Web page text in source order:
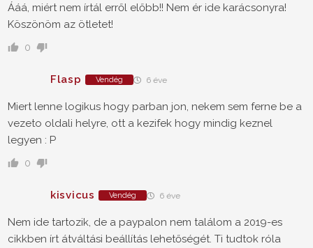
Ááá, miért nem írtál erről előbb!! Nem ér ide karácsonyra!
Köszönöm az ötletet!
0
Flasp Vendég 6 éve
Miert lenne logikus hogy parban jon, nekem sem ferne be a
vezeto oldali helyre, ott a kezifek hogy mindig keznel
legyen : P
0
kisvicus Vendég 6 éve
Nem ide tartozik, de a paypalon nem találom a 2019-es
cikkben írt átváltási beállítás lehetőségét. Ti tudtok róla